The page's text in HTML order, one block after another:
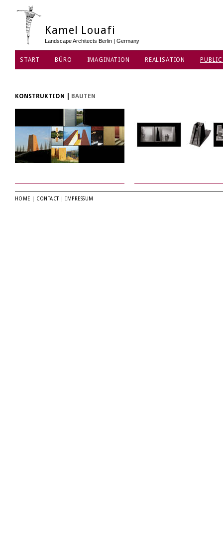
Kamel Louafi
Landscape Architects Berlin | Germany
START BÜRO IMAGINATION REALISATION
KONSTRUKTION BAUTEN
HOME CONTACT |IMPRESSUM